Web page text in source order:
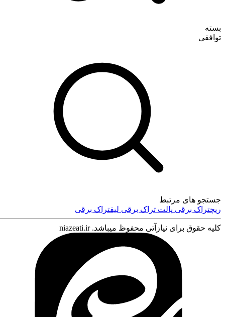
ورود
بسته
توافقی
جستجو های مرتبط
ریچتراک برقی پالت تراک برقی لیفتراک برقی
کلیه حقوق برای نیازآتی محفوظ میباشد. niazeati.ir